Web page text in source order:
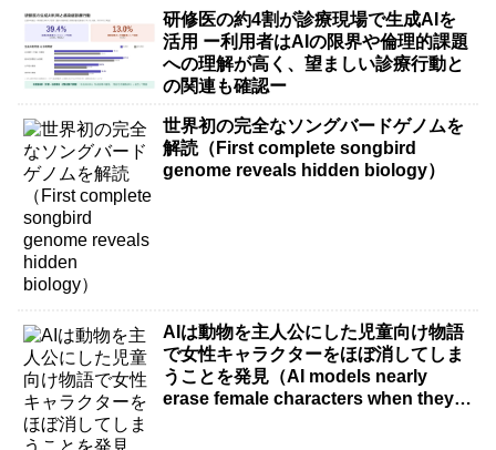
研修医の約4割が診療現場で生成AIを
活用 ー利用者はAIの限界や倫理的課題
への理解が高く、望ましい診療行動と
の関連も確認ー
世界初の完全なソングバードゲノムを
解読（First complete songbird
genome reveals hidden biology）
AIは動物を主人公にした児童向け物語
で女性キャラクターをほぼ消してしま
うことを発見（AI models nearly
erase female characters when they